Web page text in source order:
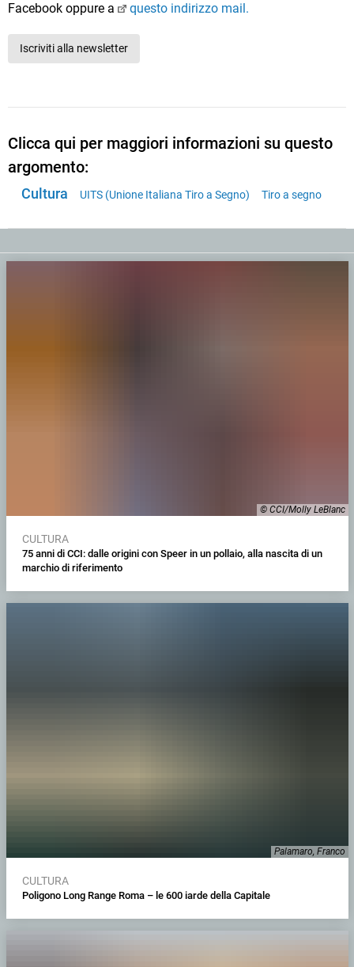
Facebook oppure a
questo indirizzo mail.
Iscriviti alla newsletter
Clicca qui per maggiori informazioni su questo
argomento:
Cultura UITS (Unione Italiana Tiro a Segno) Tiro a segno
© CCI/Molly LeBlanc
CULTURA
75 anni di CCI: dalle origini con Speer in un pollaio, alla nascita di un
marchio di riferimento
Palamaro, Franco
CULTURA
Poligono Long Range Roma – le 600 iarde della Capitale